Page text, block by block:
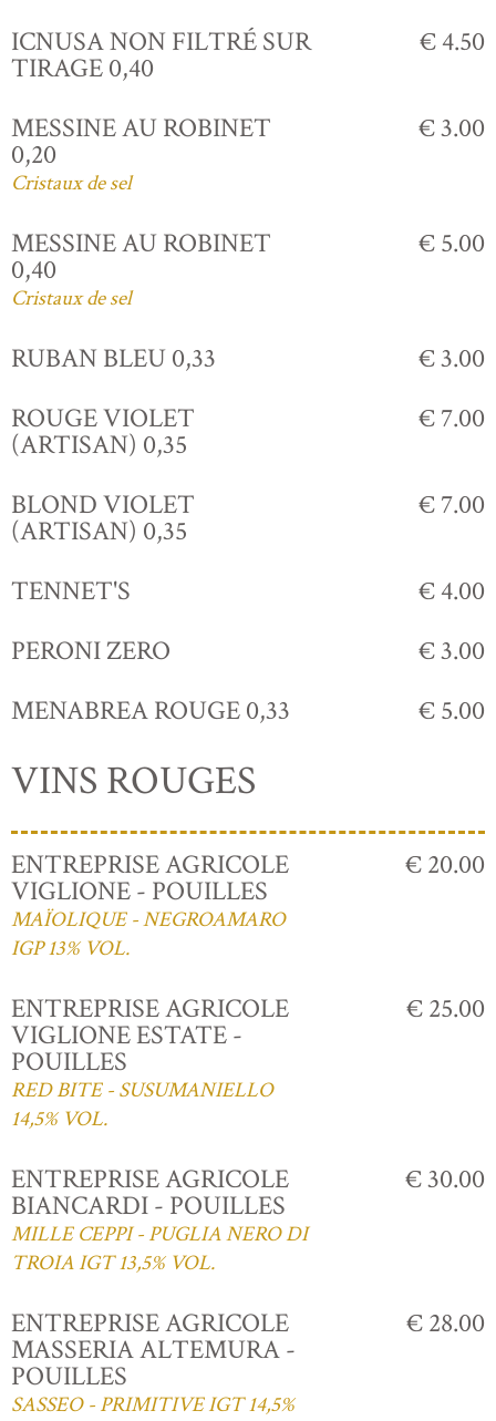
ICNUSA NON FILTRÉ SUR
TIRAGE 0,40
€ 4.50
MESSINE AU ROBINET
0,20
Cristaux de sel
€ 3.00
MESSINE AU ROBINET
0,40
Cristaux de sel
€ 5.00
RUBAN BLEU 0,33
€ 3.00
ROUGE VIOLET
(ARTISAN) 0,35
€ 7.00
BLOND VIOLET
(ARTISAN) 0,35
€ 7.00
TENNET'S
€ 4.00
PERONI ZERO
€ 3.00
MENABREA ROUGE 0,33
€ 5.00
VINS ROUGES
ENTREPRISE AGRICOLE
VIGLIONE - POUILLES
MAÏOLIQUE - NEGROAMARO
IGP 13% VOL.
€ 20.00
ENTREPRISE AGRICOLE
VIGLIONE ESTATE -
POUILLES
RED BITE - SUSUMANIELLO
14,5% VOL.
€ 25.00
ENTREPRISE AGRICOLE
BIANCARDI - POUILLES
MILLE CEPPI - PUGLIA NERO DI
TROIA IGT 13,5% VOL.
€ 30.00
ENTREPRISE AGRICOLE
MASSERIA ALTEMURA -
POUILLES
SASSEO - PRIMITIVE IGT 14,5%
€ 28.00